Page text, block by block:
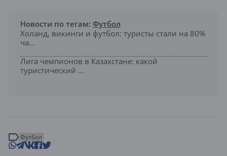
Новости по тегам: Футбол
Холанд, викинги и футбол: туристы стали на 80%
ча...
Лига чемпионов в Казахстане: какой
туристический ...
Футбол